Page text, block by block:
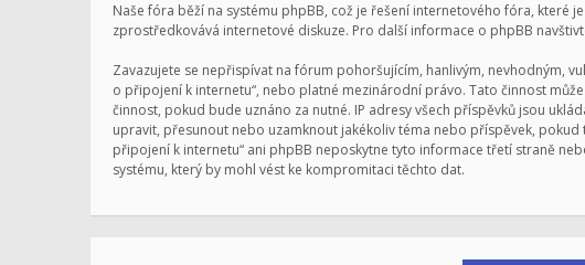
Naše fóra běží na systému phpBB, což je řešení internetového fóra, které
zprostředkovává internetové diskuze. Pro další informace o phpBB
Zavazujete se nepřispívat na fórum pohoršujícím, hanlivým, nevhodným,
o připojení k internetu“, nebo platné mezinárodní právo. Tato činnost
činnost, pokud bude uznáno za nutné. IP adresy všech příspěvků jsou
upravit, přesunout nebo uzamknout jakékoliv téma nebo příspěvek,
připojení k internetu“ ani phpBB neposkytne tyto informace třetí straně
systému, který by mohl vést ke kompromitaci těchto dat.